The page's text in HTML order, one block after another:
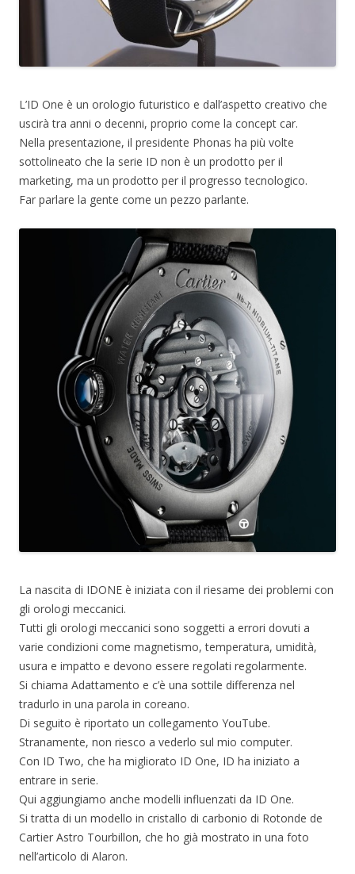
L’ID One è un orologio futuristico e dall’aspetto creativo che
uscirà tra anni o decenni, proprio come la concept car.
Nella presentazione, il presidente Phonas ha più volte
sottolineato che la serie ID non è un prodotto per il
marketing, ma un prodotto per il progresso tecnologico.
Far parlare la gente come un pezzo parlante.
La nascita di IDONE è iniziata con il riesame dei problemi con
gli orologi meccanici.
Tutti gli orologi meccanici sono soggetti a errori dovuti a
varie condizioni come magnetismo, temperatura, umidità,
usura e impatto e devono essere regolati regolarmente.
Si chiama Adattamento e c’è una sottile differenza nel
tradurlo in una parola in coreano.
Di seguito è riportato un collegamento YouTube.
Stranamente, non riesco a vederlo sul mio computer.
Con ID Two, che ha migliorato ID One, ID ha iniziato a
entrare in serie.
Qui aggiungiamo anche modelli influenzati da ID One.
Si tratta di un modello in cristallo di carbonio di Rotonde de
Cartier Astro Tourbillon, che ho già mostrato in una foto
nell’articolo di Alaron.